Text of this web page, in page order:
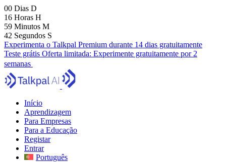
00 Dias D
16 Horas H
59 Minutos M
41 Segundos S
Experimenta o Talkpal Premium durante 14 dias gratuitamente
Teste grátis Oferta limitada: Experimente gratuitamente por 2
semanas
Início
Aprendizagem
Para Empresas
Para a Educação
Registar
Entrar
Português